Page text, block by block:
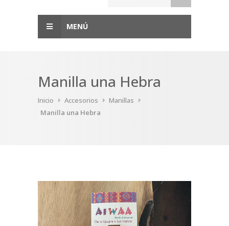
MENÚ
Manilla una Hebra
Inicio Accesorios
Manillas
Manilla una Hebra